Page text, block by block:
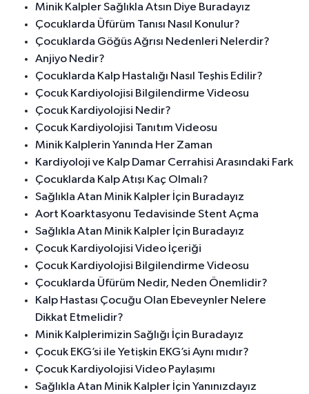
Minik Kalpler Sağlıkla Atsın Diye Buradayız
Çocuklarda Üfürüm Tanısı Nasıl Konulur?
Çocuklarda Göğüs Ağrısı Nedenleri Nelerdir?
Anjiyo Nedir?
Çocuklarda Kalp Hastalığı Nasıl Teşhis Edilir?
Çocuk Kardiyolojisi Bilgilendirme Videosu
Çocuk Kardiyolojisi Nedir?
Çocuk Kardiyolojisi Tanıtım Videosu
Minik Kalplerin Yanında Her Zaman
Kardiyoloji ve Kalp Damar Cerrahisi Arasındaki Fark
Çocuklarda Kalp Atışı Kaç Olmalı?
Sağlıkla Atan Minik Kalpler İçin Buradayız
Aort Koarktasyonu Tedavisinde Stent Açma
Sağlıkla Atan Minik Kalpler İçin Buradayız
Çocuk Kardiyolojisi Video İçeriği
Çocuk Kardiyolojisi Bilgilendirme Videosu
Çocuklarda Üfürüm Nedir, Neden Önemlidir?
Kalp Hastası Çocuğu Olan Ebeveynler Nelere
Dikkat Etmelidir?
Minik Kalplerimizin Sağlığı İçin Buradayız
Çocuk EKG’si ile Yetişkin EKG’si Aynı mıdır?
Çocuk Kardiyolojisi Video Paylaşımı
Sağlıkla Atan Minik Kalpler İçin Yanınızdayız